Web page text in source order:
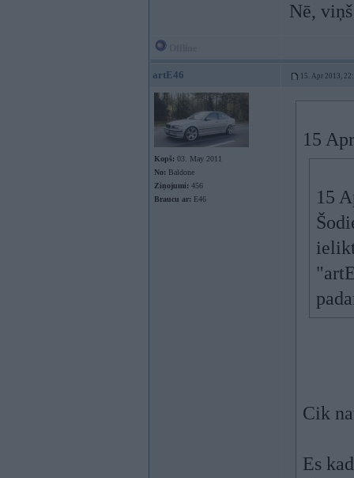
Nē,
artE46 15. Apr 2013,
Kopš: 03. May 2011
No: Baldone
Ziņojumi: 456
Braucu ar: E46
15
15
Cik
Es